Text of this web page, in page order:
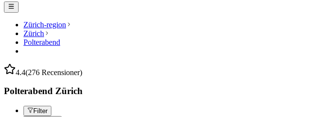
Zürich-region
Zürich
Polterabend
4.4(276 Recensioner)
Polterabend Zürich
Filter